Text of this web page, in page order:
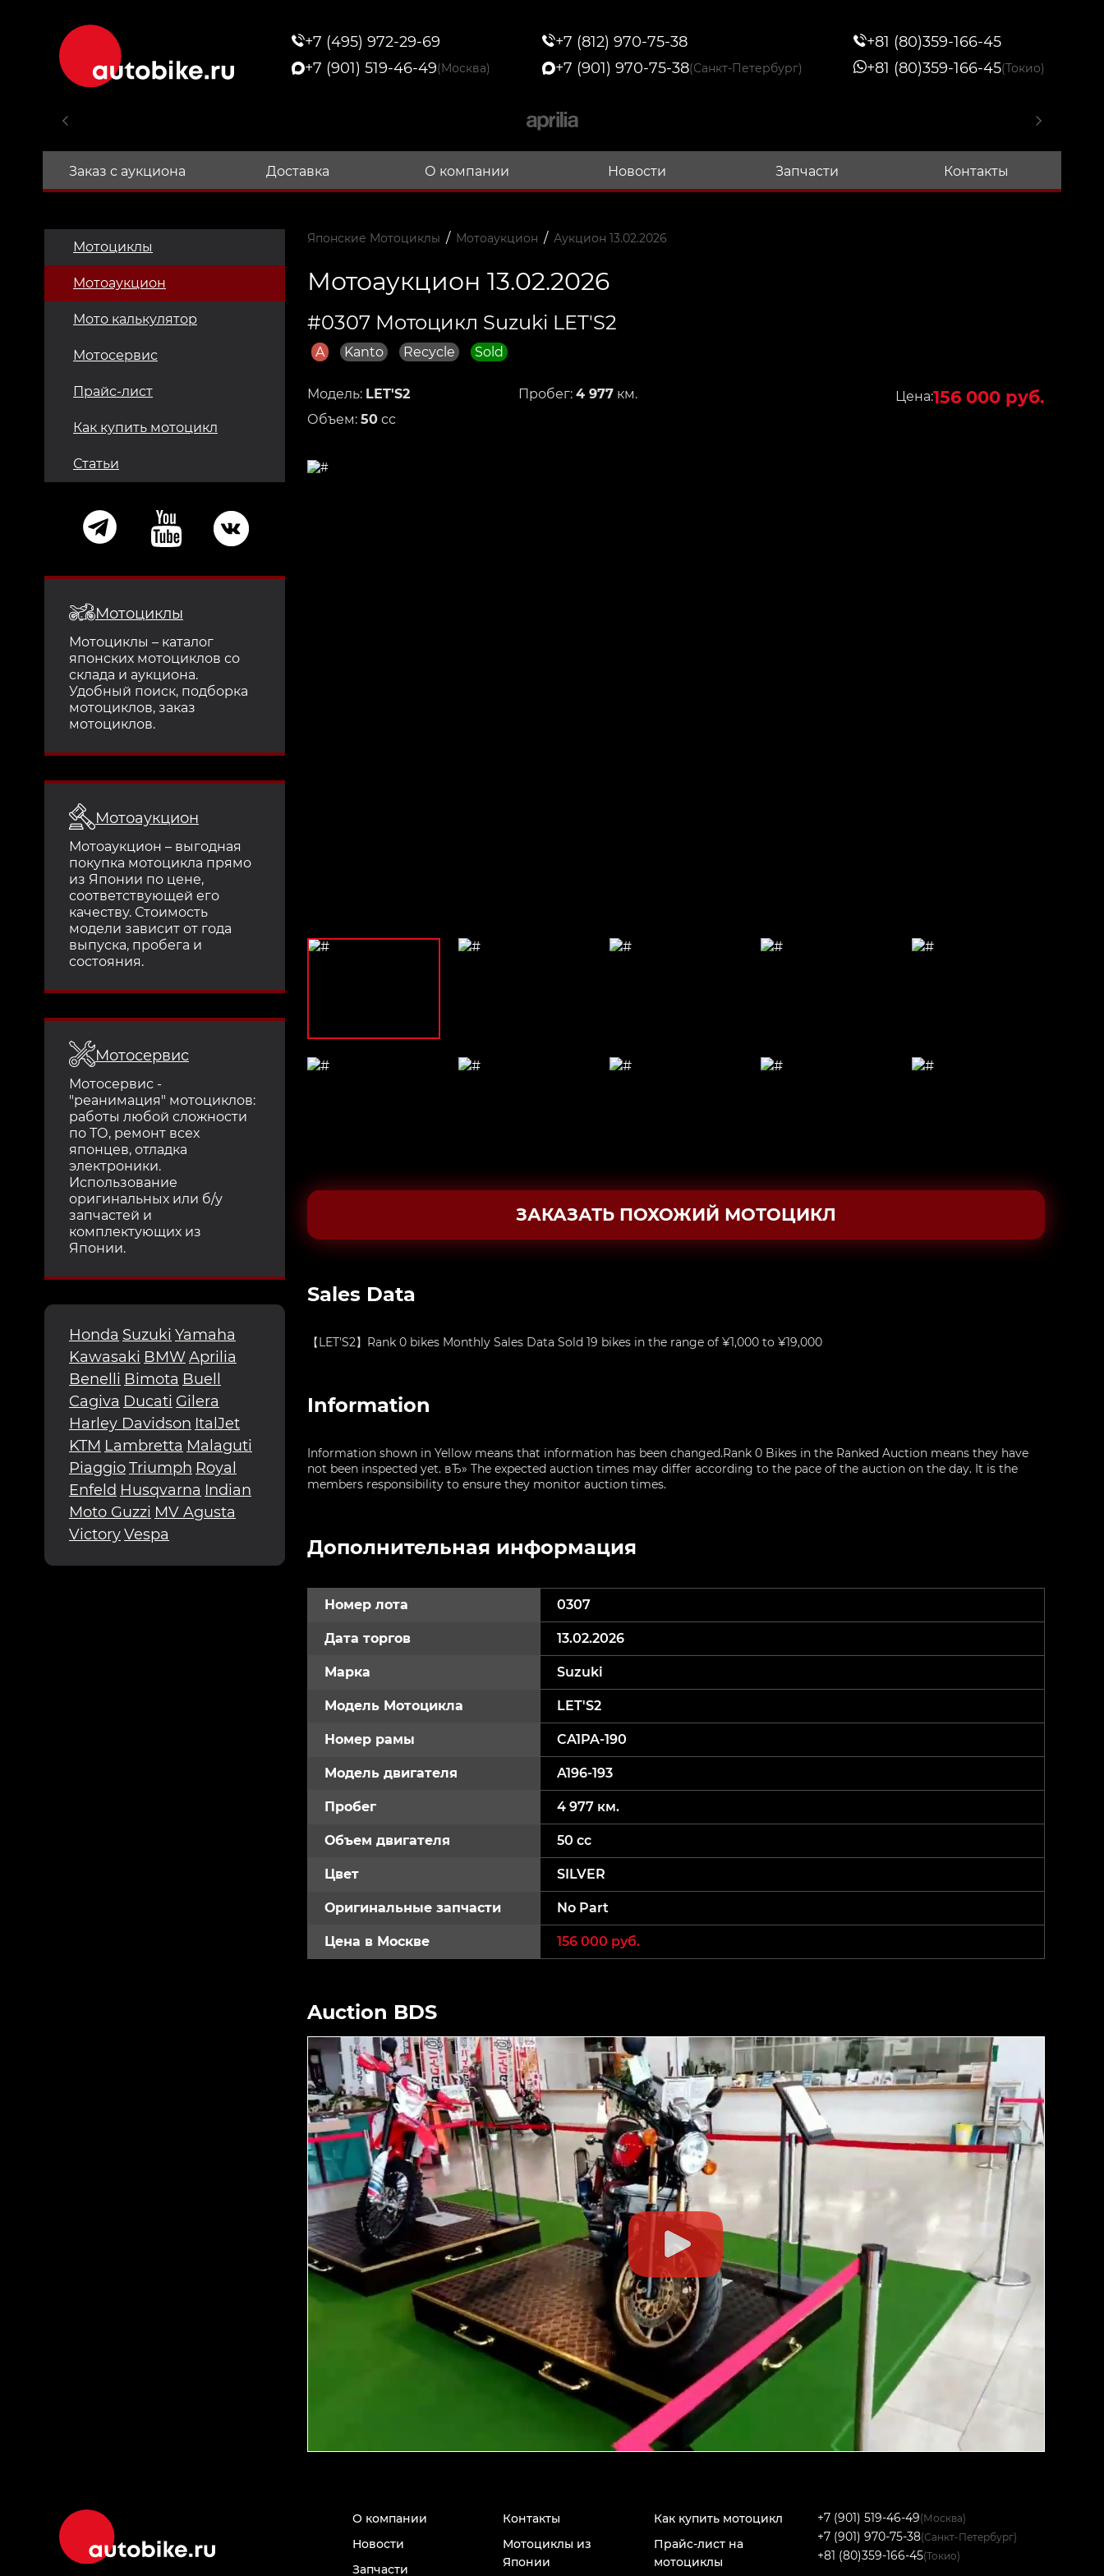
+7 (495) 972-29-69
+7 (901) 519-46-49(Москва)
+7 (812) 970-75-38
+7 (901) 970-75-38(Санкт-Петербург)
+81 (80)359-166-45
+81 (80)359-166-45(Токио)
Заказ с аукциона Доставка О компании Новости Запчасти Контакты
Мотоциклы
Мотоаукцион
Мото калькулятор
Мотосервис
Прайс-лист
Как купить мотоцикл
Статьи
Мотоциклы
Мотоциклы – каталог
японских мотоциклов со
склада и аукциона.
Удобный поиск, подборка
мотоциклов, заказ
мотоциклов.
Мотоаукцион
Мотоаукцион – выгодная
покупка мотоцикла прямо
из Японии по цене,
соответствующей его
качеству. Стоимость
модели зависит от года
выпуска, пробега и
состояния.
Мотосервис
Мотосервис -
"реанимация" мотоциклов:
работы любой сложности
по ТО, ремонт всех
японцев, отладка
электроники.
Использование
оригинальных или б/у
запчастей и
комплектующих из
Японии.
Honda Suzuki Yamaha
Kawasaki BMWAprilia
Benelli Bimota Buell
Cagiva Ducati Gilera
Harley Davidson ItalJet
KTM Lambretta Malaguti
PiaggioTriumph Royal
Enfeld Husqvarna Indian
Moto Guzzi MV Agusta
VictoryVespa
Японские Мотоциклы / Мотоаукцион / Аукцион 13.02.2026
Мотоаукцион 13.02.2026
#0307 Мотоцикл Suzuki LET'S2
A Kanto Recycle Sold
Модель: LET'S2
Объем: 50сс
Пробег: 4 977 км. Цена:156 000 руб.
ЗАКАЗАТЬ ПОХОЖИЙ МОТОЦИКЛ
Sales Data
【LET'S2】Rank 0 bikes Monthly Sales Data Sold 19 bikes in the range of ¥1,000 to ¥19,000
Information
Information shown in Yellow means that information has been changed.Rank 0 Bikes in the Ranked Auction means they have
not been inspected yet. вЂ» The expected auction times may differ according to the pace of the auction on the day. It is the
members responsibility to ensure they monitor auction times.
Дополнительная информация
Номер лота 0307
Дата торгов 13.02.2026
Марка Suzuki
Модель Мотоцикла LET'S2
Номер рамы CA1PA-190
Модель двигателя A196-193
Пробег 4 977 км.
Объем двигателя 50 cc
Цвет SILVER
Оригинальные запчасти No Part
Цена в Москве 156 000 руб.
Auction BDS
О компании
Новости
Запчасти
Контакты
Мотоциклы из
Японии
Как купить мотоцикл
Прайс-лист на
мотоциклы
+7 (901) 519-46-49(Москва)
+7 (901) 970-75-38(Санкт-Петербург)
+81 (80)359-166-45(Токио)